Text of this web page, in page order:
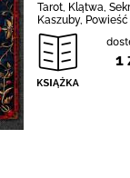
Tarot, Klątwa,
Kaszuby, Powieść
1